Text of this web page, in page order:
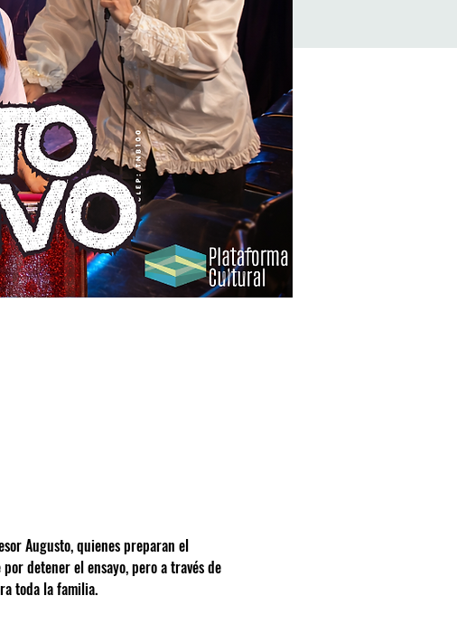
Augusto, quienes preparan el
detener el ensayo, pero a través de
toda la familia.